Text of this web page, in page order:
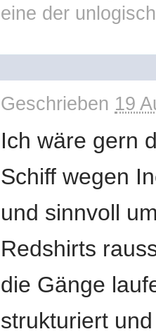
eine der
Geschrieben 19
Ich wäre gern
Schiff wegen
und sinnvoll
Redshirts
die Gänge
strukturiert